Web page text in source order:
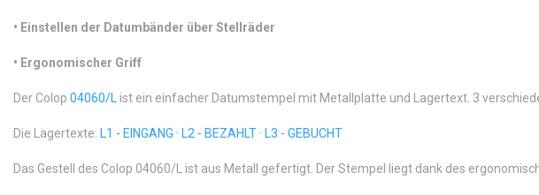
• Einstellen der Datumbänder über Stellräder
• Ergonomischer Griff
Der Colop 04060/L ist ein einfacher Datumstempel mit Metallplatte und Lagertext. 3
Die Lagertexte: L1 - EINGANG · L2 - BEZAHLT · L3 - GEBUCHT
Das Gestell des Colop 04060/L ist aus Metall gefertigt. Der Stempel liegt dank des